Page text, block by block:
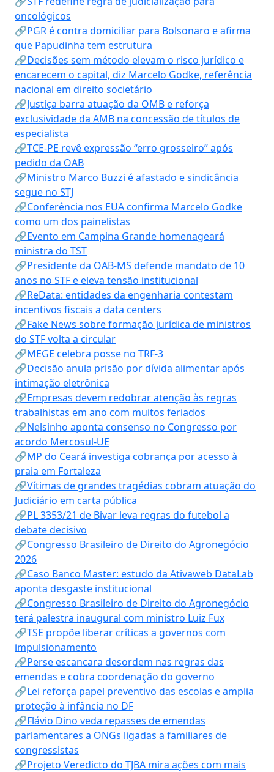
oncológicos
🔗PGR é contra domiciliar para Bolsonaro e afirma
que Papudinha tem estrutura
🔗Decisões sem método elevam o risco jurídico e
encarecem o capital, diz Marcelo Godke, referência
nacional em direito societário
🔗Justiça barra atuação da OMB e reforça
exclusividade da AMB na concessão de títulos de
especialista
🔗TCE-PE revê expressão “erro grosseiro” após
pedido da OAB
🔗Ministro Marco Buzzi é afastado e sindicância
segue no STJ
🔗Conferência nos EUA confirma Marcelo Godke
como um dos painelistas
🔗Evento em Campina Grande homenageará
ministra do TST
🔗Presidente da OAB-MS defende mandato de 10
anos no STF e eleva tensão institucional
🔗ReData: entidades da engenharia contestam
incentivos fiscais a data centers
🔗Fake News sobre formação jurídica de ministros
do STF volta a circular
🔗MEGE celebra posse no TRF-3
🔗Decisão anula prisão por dívida alimentar após
intimação eletrônica
🔗Empresas devem redobrar atenção às regras
trabalhistas em ano com muitos feriados
🔗Nelsinho aponta consenso no Congresso por
acordo Mercosul-UE
🔗MP do Ceará investiga cobrança por acesso à
praia em Fortaleza
🔗Vítimas de grandes tragédias cobram atuação do
Judiciário em carta pública
🔗PL 3353/21 de Bivar leva regras do futebol a
debate decisivo
🔗Congresso Brasileiro de Direito do Agronegócio
2026
🔗Caso Banco Master: estudo da Ativaweb DataLab
aponta desgaste institucional
🔗Congresso Brasileiro de Direito do Agronegócio
terá palestra inaugural com ministro Luiz Fux
🔗TSE propõe liberar críticas a governos com
impulsionamento
🔗Perse escancara desordem nas regras das
emendas e cobra coordenação do governo
🔗Lei reforça papel preventivo das escolas e amplia
proteção à infância no DF
🔗Flávio Dino veda repasses de emendas
parlamentares a ONGs ligadas a familiares de
congressistas
🔗Projeto Veredicto do TJBA mira ações com mais